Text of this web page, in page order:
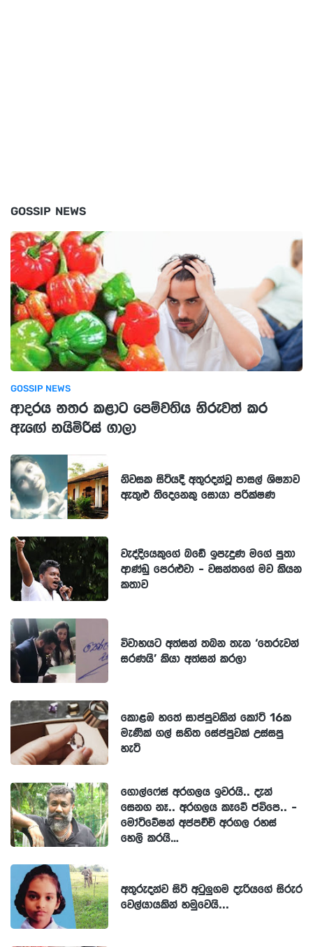
GOSSIP NEWS
GOSSIP NEWS
ආදරය නතර කළාට පෙම්වතිය නිරුවත් කර
ඇඟේ නයිමිරිස් ගාලා
නිවසක සිටියදී අතුරදන්වූ පාසල් ශිෂ්‍යාව
ඇතුළු තිදෙනෙකු සොයා පරික්ෂණ
වැද්දියෙකුගේ බඩේ ඉපැදුණ මගේ පුතා
ආණ්ඩු පෙරළුවා - වසන්තගේ මව කියන
කතාව
විවාහයට අත්සන් තබන තැන ‘තෙරුවන්
සරණයි’ කියා අත්සන් කරලා
කොළඹ හතේ සාප්පුවකින් කෝටි 16ක
මැණික් ගල් සහිත සේප්පුවක් උස්සපු
හැටි
ගොල්ෆේස් අරගලය ඉවරයි.. දැන්
සෙනග නෑ.. අරගලය කෑවේ ජවිපෙ.. -
මෝටිවේෂන් අප්පච්චි අරගල රහස්
හෙලි කරයි…
අතුරුදන්ව සිටි අටුලුගම දැරියගේ සිරුර
වෙල්යායකින් හමුවෙයි...